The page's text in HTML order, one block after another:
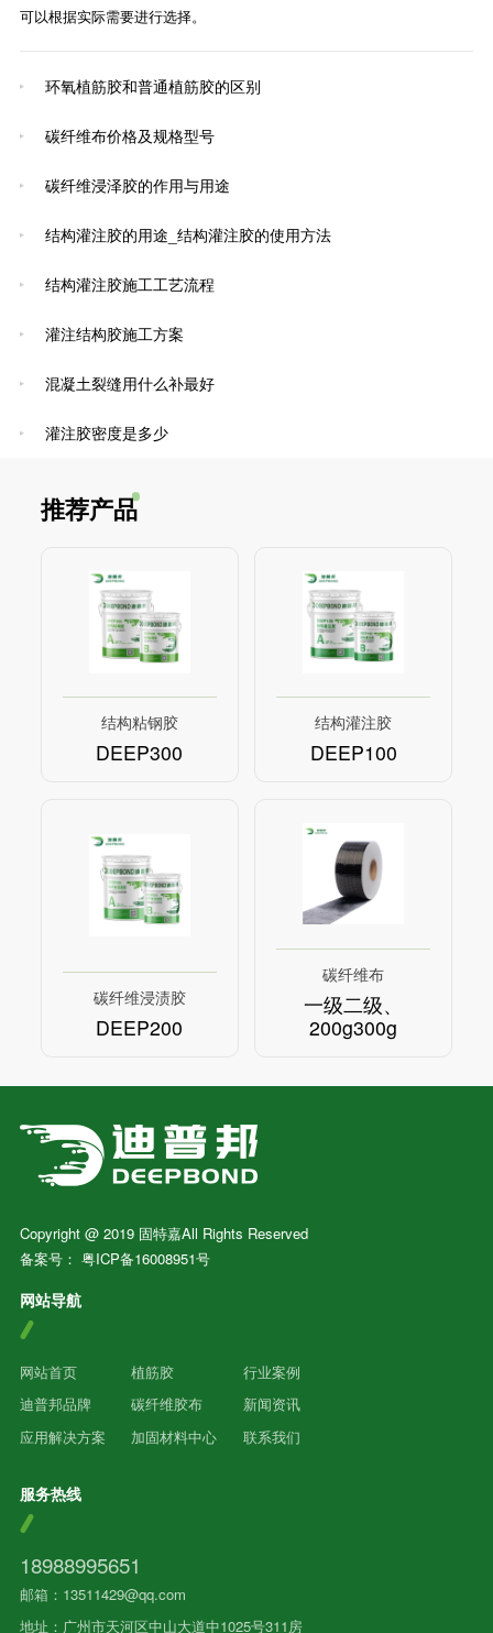
可以根据实际需要进行选择。
环氧植筋胶和普通植筋胶的区别
碳纤维布价格及规格型号
碳纤维浸泽胶的作用与用途
结构灌注胶的用途_结构灌注胶的使用方法
结构灌注胶施工工艺流程
灌注结构胶施工方案
混凝土裂缝用什么补最好
灌注胶密度是多少
推荐产品
结构粘钢胶
DEEP300
结构灌注胶
DEEP100
碳纤维浸渍胶
DEEP200
碳纤维布
一级二级、
200g300g
Copyright @ 2019 固特嘉All Rights Reserved
备案号： 粤ICP备16008951号
网站导航
网站首页
迪普邦品牌
应用解决方案
植筋胶
碳纤维胶布
加固材料中心
行业案例
新闻资讯
联系我们
服务热线
18988995651
邮箱：13511429@qq.com
地址：广州市天河区中山大道中1025号311房